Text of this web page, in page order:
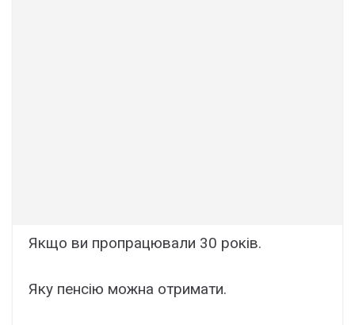
Якщо ви пропрацювали 30 років.
Яку пенсію можна отримати.